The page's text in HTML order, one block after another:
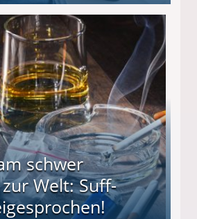
Ruin!
schwer
Welt: Suff-